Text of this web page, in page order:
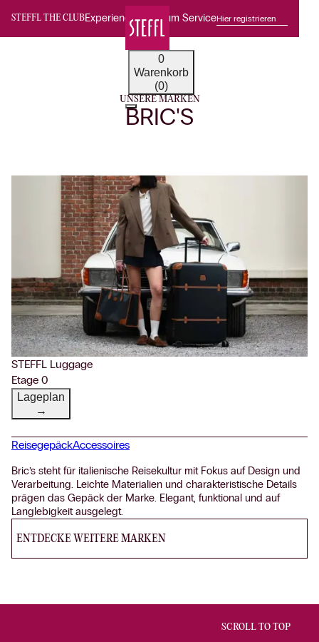
STEFFL THE CLUBExperience Premium ServiceHier registrieren
0
Warenkorb
(0)
UNSERE MARKEN
BRIC'S
STEFFL Luggage
Etage 0
Lageplan
→
ReisegepäckAccessoires
Bric’s steht für italienische Reisekultur mit Fokus auf Design und
Verarbeitung. Leichte Materialien und charakteristische Details
prägen das Gepäck der Marke. Elegant, funktional und auf
Langlebigkeit ausgelegt.
ENTDECKE WEITERE MARKEN
SCROLL TO TOP